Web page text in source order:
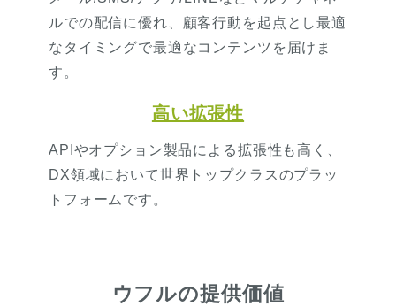
ルでの配信に優れ、顧客行動を起点とし最適
なタイミングで最適なコンテンツを届けま
す。
高い拡張性
APIやオプション製品による拡張性も高く、
DX領域において世界トップクラスのプラッ
トフォームです。
ウフルの提供価値